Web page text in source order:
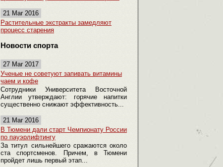
21 Mar 2016
Растительные экстракты замедляют
процесс старения
Новости спорта
27 Mar 2017
Ученые не советуют запивать витамины
чаем и кофе
Сотрудники Университета Восточной
Англии утверждают: горячие напитки
существенно снижают эффективность...
21 Mar 2016
В Тюмени дали старт Чемпионату России
по пауэрлифтингу
За титул сильнейшего сражаются около
ста спортсменов. Причем, в Тюмени
пройдет лишь первый этап...